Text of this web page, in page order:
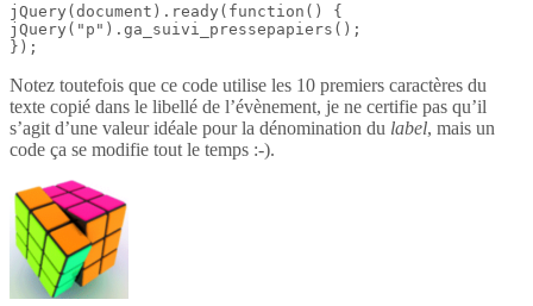
jQuery(document).ready(function() {
jQuery("p").ga_suivi_pressepapiers();
});
Notez toutefois que ce code utilise les 10 premiers caractères du
texte copié dans le libellé de l’évènement, je ne certifie pas qu’il
s’agit d’une valeur idéale pour la dénomination du label, mais un
code ça se modifie tout le temps :-).